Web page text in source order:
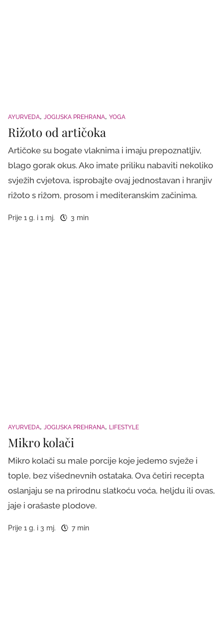
AYURVEDA JOGIJSKA PREHRANA YOGA
Rižoto od artičoka
Artičoke su bogate vlaknima i imaju prepoznatljiv,
blago gorak okus. Ako imate priliku nabaviti nekoliko
svježih cvjetova, isprobajte ovaj jednostavan i hranjiv
rižoto s rižom, prosom i mediteranskim začinima.
Prije 1 g. i 1 mj. 3 min
AYURVEDA JOGIJSKA PREHRANA LIFESTYLE
Mikro kolači
Mikro kolači su male porcije koje jedemo svježe i
tople, bez višednevnih ostataka. Ova četiri recepta
oslanjaju se na prirodnu slatkoću voća, heljdu ili ovas,
jaje i orašaste plodove.
Prije 1 g. i 3 mj. 7 min